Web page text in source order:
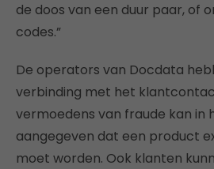
de doos van een duur paar, of
codes.”
De operators van Docdata
verbinding met het
vermoedens van fraude kan in
aangegeven dat een product
moet worden. Ook klanten